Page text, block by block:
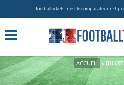
footballtickets.fr est le comparateur nº1
ACCUEIL »